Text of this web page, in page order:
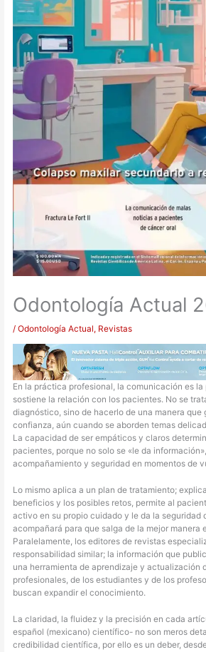
Odontología Actual
/Odontología Actual, Revistas
En la práctica profesional, la comunicación es la
sostiene la relación con los pacientes. No se
diagnóstico, sino de hacerlo de una manera que
confianza, aún cuando se aborden temas
La capacidad de ser empáticos y claros
pacientes, porque no solo se «le da
acompañamiento y seguridad en momentos de
Lo mismo aplica a un plan de tratamiento;
beneficios y los posibles retos, permite al
activo en su propio cuidado y le da la seguridad
acompañará para que salga de la mejor manera
Paralelamente, los editores de revistas
responsabilidad similar; la información que
una herramienta de aprendizaje y actualización
profesionales, de los estudiantes y de los
buscan expandir el conocimiento.
La claridad, la fluidez y la precisión en cada
español (mexicano) científico- no son meros
credibilidad científica, por ello es un deber,